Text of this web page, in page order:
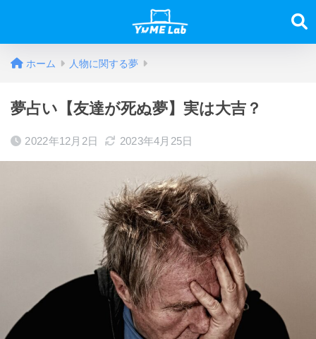
ホーム 人物に関する夢
夢占い【友達が死ぬ夢】実は大吉？
2022年12月2日 2023年4月25日